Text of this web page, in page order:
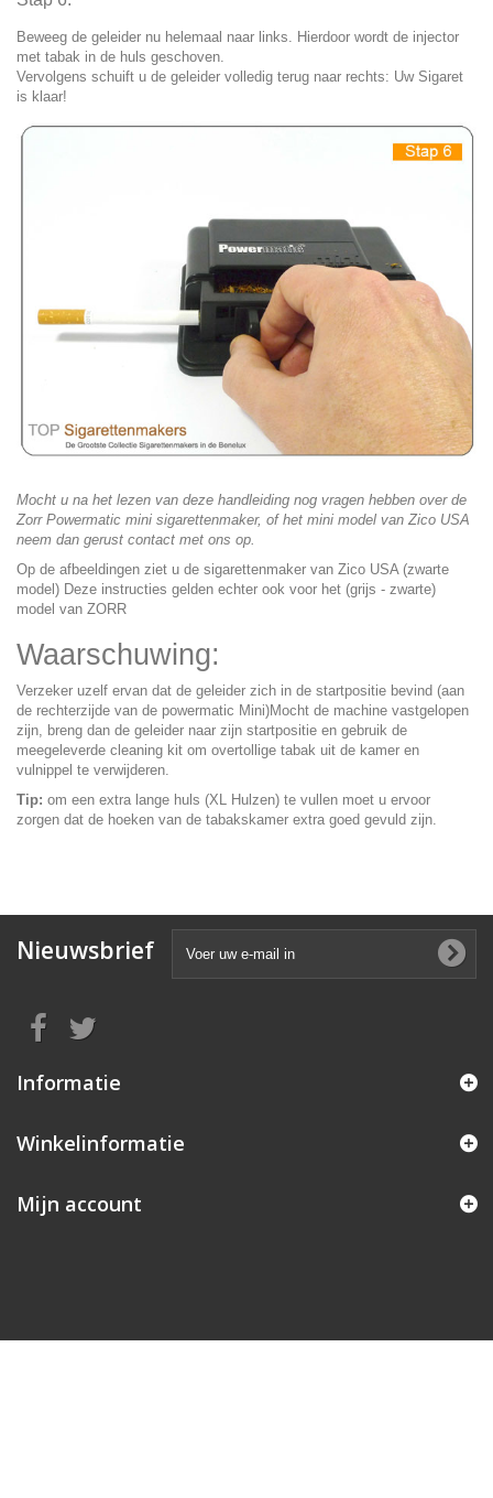
Beweeg de geleider nu helemaal naar links. Hierdoor wordt de injector
met tabak in de huls geschoven.
Vervolgens schuift u de geleider volledig terug naar rechts: Uw Sigaret
is klaar!
Mocht u na het lezen van deze handleiding nog vragen hebben over de
Zorr Powermatic mini sigarettenmaker, of het mini model van Zico USA
neem dan gerust contact met ons op.
Op de afbeeldingen ziet u de sigarettenmaker van Zico USA (zwarte
model) Deze instructies gelden echter ook voor het (grijs - zwarte)
model van ZORR
Waarschuwing:
Verzeker uzelf ervan dat de geleider zich in de startpositie bevind (aan
de rechterzijde van de powermatic Mini)Mocht de machine vastgelopen
zijn, breng dan de geleider naar zijn startpositie en gebruik de
meegeleverde cleaning kit om overtollige tabak uit de kamer en
vulnippel te verwijderen.
Tip: om een extra lange huls (XL Hulzen) te vullen moet u ervoor
zorgen dat de hoeken van de tabakskamer extra goed gevuld zijn.
Nieuwsbrief
Informatie
Winkelinformatie
Mijn account